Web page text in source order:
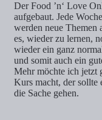
Der Food ’n‘ Love
aufgebaut. Jede
werden neue Themen
es, wieder zu lernen,
wieder ein ganz
und somit auch ein
Mehr möchte ich jetzt
Kurs macht, der sollte
die Sache gehen.